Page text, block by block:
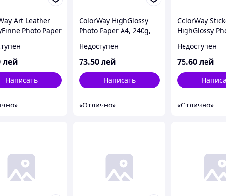
Art Leather
Photo Paper
лей
Написать
ColorWay HighGlossy
Photo Paper A4, 240g,
Недоступен
73.50лей
Написать
«Отлично»
ColorWay
HighGlossy
(PGS1358020A4)
Недоступен
75.60лей
«Отлично»